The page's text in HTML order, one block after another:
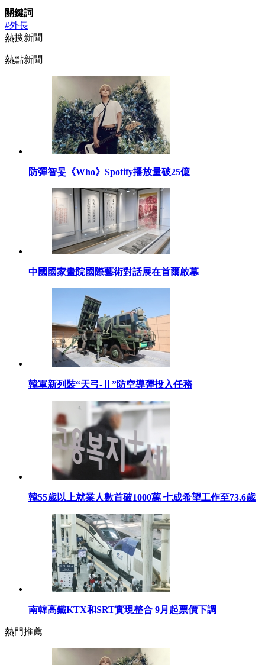
關鍵詞
#外長
熱搜新聞
熱點新聞
防彈智旻《Who》Spotify播放量破25億
中國國家畫院國際藝術對話展在首爾啟幕
韓軍新列裝“天弓-Ⅱ”防空導彈投入任務
韓55歲以上就業人數首破1000萬 七成希望工作至73.6歲
南韓高鐵KTX和SRT實現整合 9月起票價下調
熱門推薦